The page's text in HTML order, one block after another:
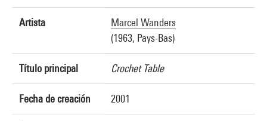
Artista
Marcel Wanders
(1963, Pays-Bas)
Título principal Crochet Table
Fecha de creación 2001